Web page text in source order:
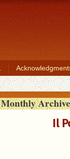
Monthly
Il